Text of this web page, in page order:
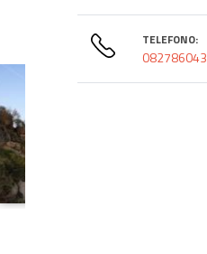
TELEFONO:
082786043